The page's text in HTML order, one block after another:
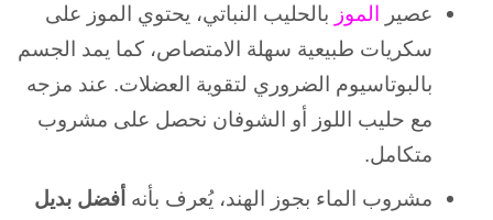
عصير الموز بالحليب النباتي، يحتوي الموز على
سكريات طبيعية سهلة الامتصاص، كما يمد الجسم
بالبوتاسيوم الضروري لتقوية العضلات. عند مزجه
مع حليب اللوز أو الشوفان نحصل على مشروب
متكامل.
مشروب الماء بجوز الهند، يُعرف بأنه أفضل بديل